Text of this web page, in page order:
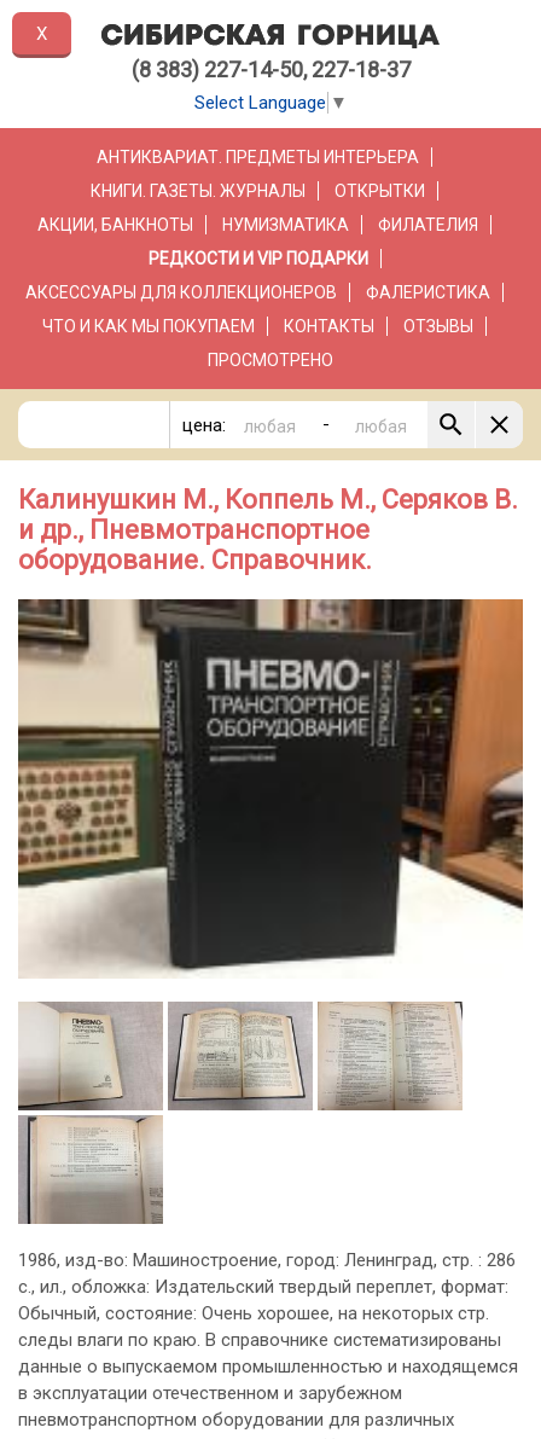
(8 383) 227-14-50, 227-18-37
Select Language ▼
АНТИКВАРИАТ. ПРЕДМЕТЫ ИНТЕРЬЕРА
КНИГИ. ГАЗЕТЫ. ЖУРНАЛЫ
ОТКРЫТКИ
АКЦИИ, БАНКНОТЫ
НУМИЗМАТИКА
ФИЛАТЕЛИЯ
РЕДКОСТИ И VIP ПОДАРКИ
АКСЕССУАРЫ ДЛЯ КОЛЛЕКЦИОНЕРОВ
ФАЛЕРИСТИКА
ЧТО И КАК МЫ ПОКУПАЕМ
КОНТАКТЫ
ОТЗЫВЫ
ПРОСМОТРЕНО
цена: -
Калинушкин М., Коппель М., Серяков В.
и др., Пневмотранспортное
оборудование. Справочник.
1986, изд-во: Машиностроение, город: Ленинград, стр. : 286
с., ил., обложка: Издательский твердый переплет, формат:
Обычный, состояние: Очень хорошее, на некоторых стр.
следы влаги по краю. В справочнике систематизированы
данные о выпускаемом промышленностью и находящемся
в эксплуатации отечественном и зарубежном
пневмотранспортном оборудовании для различных
X